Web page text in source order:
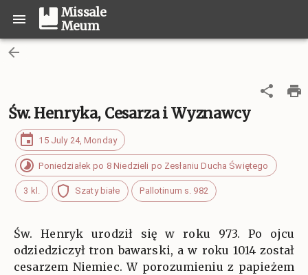
Missale
Meum
Św. Henryka, Cesarza i Wyznawcy
15 July 24, Monday
Poniedziałek po 8 Niedzieli po Zesłaniu Ducha Świętego
3 kl. Szaty białe Pallotinum s. 982
Św. Henryk urodził się w roku 973. Po ojcu
odziedziczył tron bawarski, a w roku 1014 został
cesarzem Niemiec. W porozumieniu z papieżem